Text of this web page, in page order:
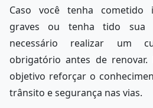
Caso você tenha cometido
graves ou tenha tido sua
necessário realizar um
obrigatório antes de
objetivo reforçar o
trânsito e segurança nas vias.